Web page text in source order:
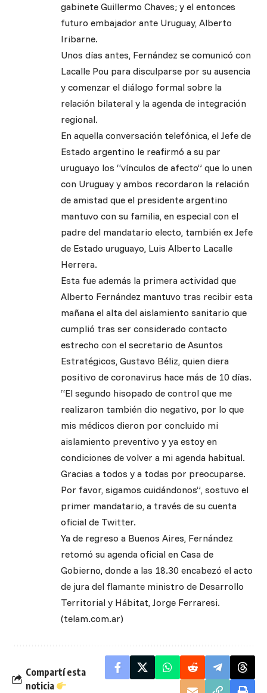
gabinete Guillermo Chaves; y el entonces
futuro embajador ante Uruguay, Alberto
Iribarne.
Unos días antes, Fernández se comunicó con
Lacalle Pou para disculparse por su ausencia
y comenzar el diálogo formal sobre la
relación bilateral y la agenda de integración
regional.
En aquella conversación telefónica, el Jefe de
Estado argentino le reafirmó a su par
uruguayo los “vínculos de afecto” que lo unen
con Uruguay y ambos recordaron la relación
de amistad que el presidente argentino
mantuvo con su familia, en especial con el
padre del mandatario electo, también ex Jefe
de Estado uruguayo, Luis Alberto Lacalle
Herrera.
Esta fue además la primera actividad que
Alberto Fernández mantuvo tras recibir esta
mañana el alta del aislamiento sanitario que
cumplió tras ser considerado contacto
estrecho con el secretario de Asuntos
Estratégicos, Gustavo Béliz, quien diera
positivo de coronavirus hace más de 10 días.
“El segundo hisopado de control que me
realizaron también dio negativo, por lo que
mis médicos dieron por concluido mi
aislamiento preventivo y ya estoy en
condiciones de volver a mi agenda habitual.
Gracias a todos y a todas por preocuparse.
Por favor, sigamos cuidándonos”, sostuvo el
primer mandatario, a través de su cuenta
oficial de Twitter.
Ya de regreso a Buenos Aires, Fernández
retomó su agenda oficial en Casa de
Gobierno, donde a las 18.30 encabezó el acto
de jura del flamante ministro de Desarrollo
Territorial y Hábitat, Jorge Ferraresi.
(telam.com.ar)
Compartí esta
noticia